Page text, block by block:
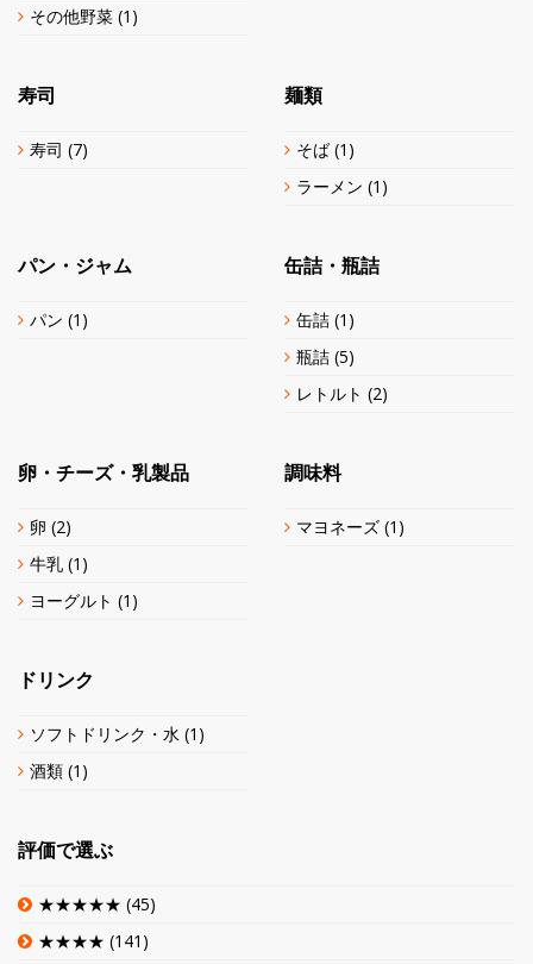
その他野菜 (1)
寿司
寿司 (7)
麺類
そば(1)
ラーメン (1)
パン・ジャム
パン (1)
缶詰・瓶詰
缶詰 (1)
瓶詰 (5)
レトルト (2)
卵・チーズ・乳製品
卵 (2)
牛乳 (1)
ヨーグルト (1)
調味料
マヨネーズ (1)
ドリンク
ソフトドリンク・水 (1)
酒類 (1)
評価で選ぶ
★★★★★ (45)
★★★★ (141)